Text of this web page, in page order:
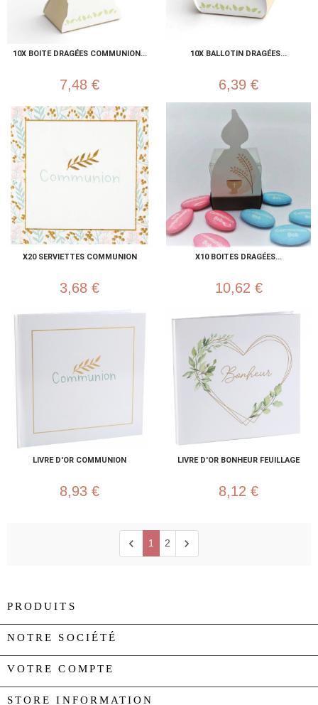
10X BOITE DRAGÉES COMMUNION...
7,48 €
10X BALLOTIN DRAGÉES...
6,39 €
X20 SERVIETTES COMMUNION
3,68 €
X10 BOITES DRAGÉES...
10,62 €
LIVRE D'OR COMMUNION
8,93 €
LIVRE D'OR BONHEUR FEUILLAGE
8,12 €
chevron_left 1 2 chevron_right
PRODUITS
NOTRE SOCIÉTÉ
VOTRE COMPTE
STORE INFORMATION